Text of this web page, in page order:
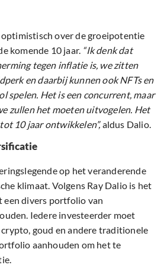
over de groeipotentie
komende 10 jaar. “Ik denk dat
tegen inflatie is, we zitten
en daarbij kunnen ook NFTs en
spelen. Het is een concurrent, maar
zullen het moeten uitvogelen. Het
10 jaar ontwikkelen”,aldus Dalio.
op het veranderende
klimaat. Volgens Ray Dalio is het
een divers portfolio van
Iedere investeerder moet
goud en andere traditionele
aanhouden om het te